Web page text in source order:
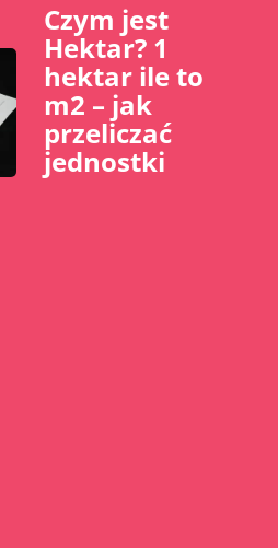
Czym jest
Hektar? 1
hektar ile to
m2 – jak
przeliczać
jednostki